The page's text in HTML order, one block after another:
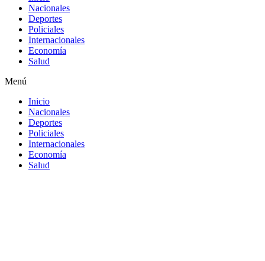
Nacionales
Deportes
Policiales
Internacionales
Economía
Salud
Menú
Inicio
Nacionales
Deportes
Policiales
Internacionales
Economía
Salud